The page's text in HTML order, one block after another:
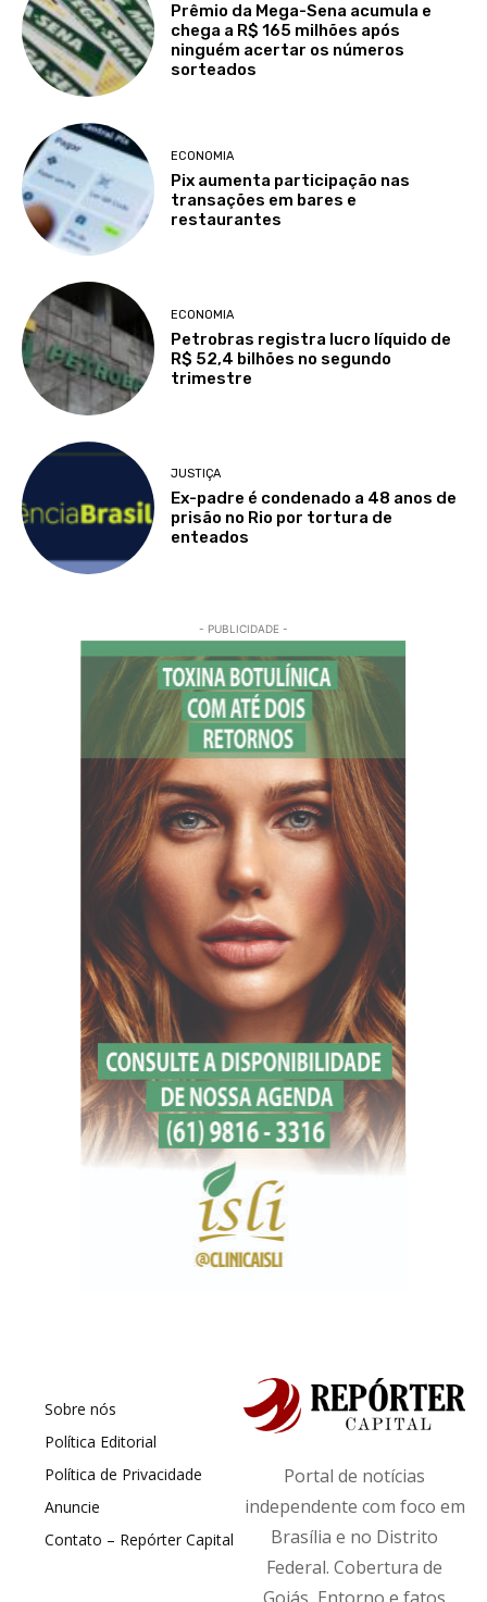
Prêmio da Mega-Sena acumula e
chega a R$ 165 milhões após
ninguém acertar os números
sorteados
ECONOMIA
Pix aumenta participação nas
transações em bares e
restaurantes
ECONOMIA
Petrobras registra lucro líquido de
R$ 52,4 bilhões no segundo
trimestre
JUSTIÇA
Ex-padre é condenado a 48 anos de
prisão no Rio por tortura de
enteados
- PUBLICIDADE -
Sobre nós
Política Editorial
Política de Privacidade
Anuncie
Contato – Repórter Capital
Portal de notícias
independente com foco em
Brasília e no Distrito
Federal. Cobertura de